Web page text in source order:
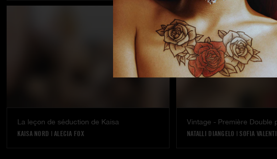
La leçon de séduction de Kaisa
KAISA NORD |ALECIA FOX
NATALLI DIANGELO | SOFIA